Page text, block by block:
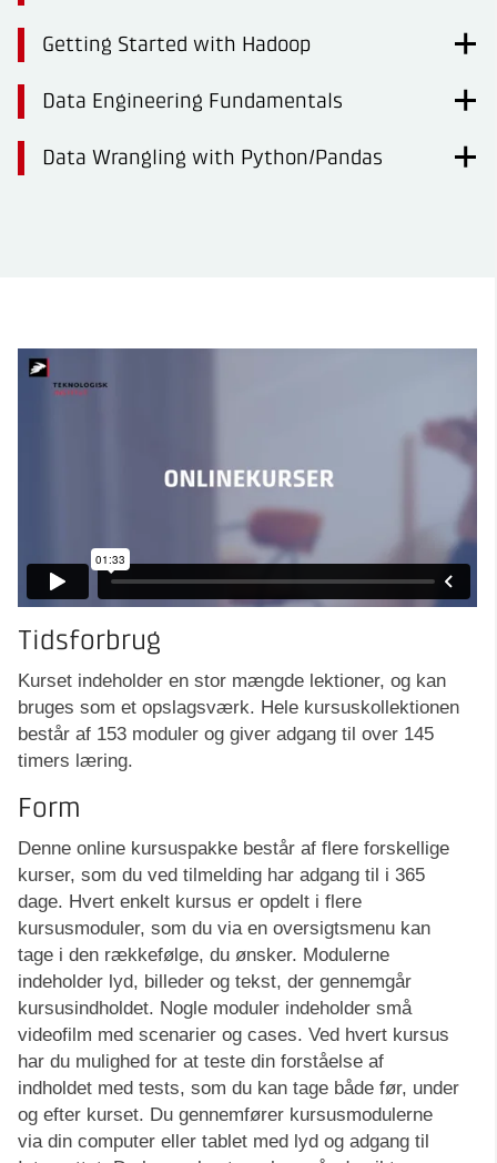
Getting Started with Hadoop
Data Engineering Fundamentals
Data Wrangling with Python/Pandas
Tidsforbrug
Kurset indeholder en stor mængde lektioner, og kan
bruges som et opslagsværk. Hele kursuskollektionen
består af 153 moduler og giver adgang til over 145
timers læring.
Form
Denne online kursuspakke består af flere forskellige
kurser, som du ved tilmelding har adgang til i 365
dage. Hvert enkelt kursus er opdelt i flere
kursusmoduler, som du via en oversigtsmenu kan
tage i den rækkefølge, du ønsker. Modulerne
indeholder lyd, billeder og tekst, der gennemgår
kursusindholdet. Nogle moduler indeholder små
videofilm med scenarier og cases. Ved hvert kursus
har du mulighed for at teste din forståelse af
indholdet med tests, som du kan tage både før, under
og efter kurset. Du gennemfører kursusmodulerne
via din computer eller tablet med lyd og adgang til